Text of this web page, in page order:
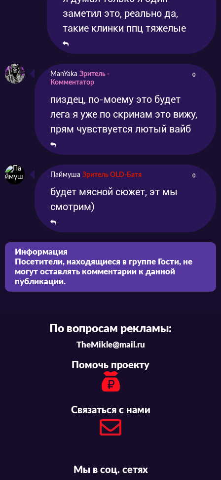
заметил это, реально да,
такие клинки ппц тяжелые
ManYaka Зритель -
Комментатор
0
пиздец, по-моему это будет
лега я уже по скринам это вижу,
прям чувствуется лютый вайб
Паймуша Зритель OLD-Батя 0
будет мясной сюжет, эт мы
смотрим)
Информация
Посетители, находящиеся в группе Гости, не
могут оставлять комментарии к данной
публикации.
По вопросам рекламы:
TheMikle@mail.ru
Помочь проекту
Связаться с нами
Мы в соц. сетях